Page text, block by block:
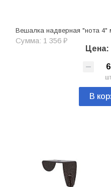
Вешалка надверная "нота 4"
Сумма: 1 356 ₽
Цена:
В